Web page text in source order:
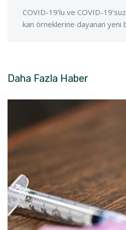
COVID-19’lu ve COVID-
kan örneklerine dayanan yeni
Daha Fazla Haber